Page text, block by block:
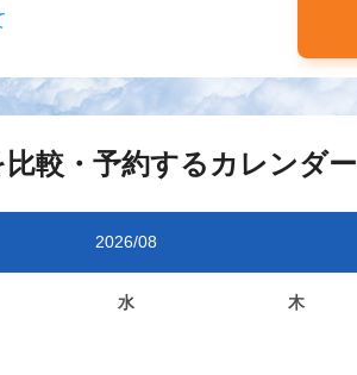
較・予約するカレンダー
2026/08
水 木